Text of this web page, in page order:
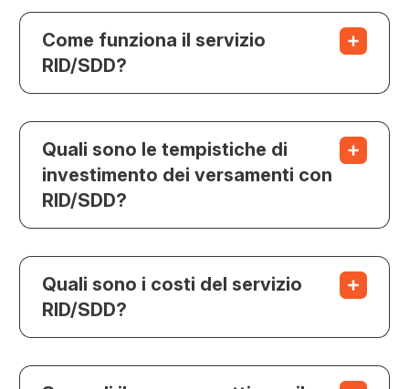
Come funziona il servizio
RID/SDD?
Quali sono le tempistiche di
investimento dei versamenti con
RID/SDD?
Quali sono i costi del servizio
RID/SDD?